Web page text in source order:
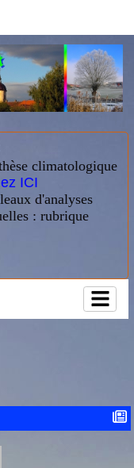
climatologique
ICI
d'analyses
: rubrique